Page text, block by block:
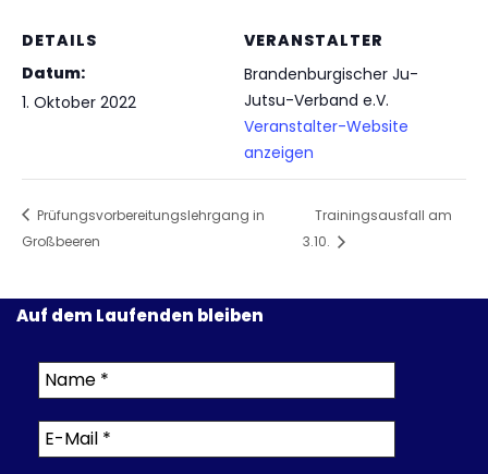
DETAILS
Datum:
1. Oktober 2022
VERANSTALTER
Brandenburgischer Ju-
Jutsu-Verband e.V.
Veranstalter-Website
anzeigen
Prüfungsvorbereitungslehrgang in
Großbeeren
Trainingsausfall am
3.10.
Auf dem Laufenden bleiben